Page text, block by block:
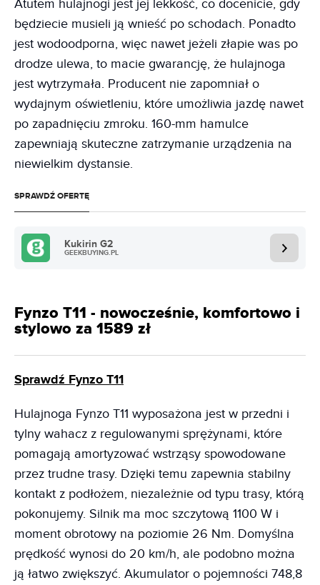
Atutem hulajnogi jest jej lekkość, co docenicie, gdy
będziecie musieli ją wnieść po schodach. Ponadto
jest wodoodporna, więc nawet jeżeli złapie was po
drodze ulewa, to macie gwarancję, że hulajnoga
jest wytrzymała. Producent nie zapomniał o
wydajnym oświetleniu, które umożliwia jazdę nawet
po zapadnięciu zmroku. 160-mm hamulce
zapewniają skuteczne zatrzymanie urządzenia na
niewielkim dystansie.
SPRAWDŹ OFERTĘ
Kukirin G2
GEEKBUYING.PL
Fynzo T11 - nowocześnie, komfortowo i
stylowo za 1589 zł
Sprawdź Fynzo T11
Hulajnoga Fynzo T11 wyposażona jest w przedni i
tylny wahacz z regulowanymi sprężynami, które
pomagają amortyzować wstrząsy spowodowane
przez trudne trasy. Dzięki temu zapewnia stabilny
kontakt z podłożem, niezależnie od typu trasy, którą
pokonujemy. Silnik ma moc szczytową 1100 W i
moment obrotowy na poziomie 26 Nm. Domyślna
prędkość wynosi do 20 km/h, ale podobno można
ją łatwo zwiększyć. Akumulator o pojemności 748,8